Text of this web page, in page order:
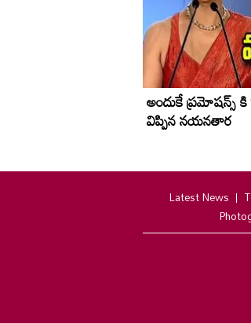
అందుకే ప్రమోషన్స్ కి
విప్పిన నయనతార
Latest News